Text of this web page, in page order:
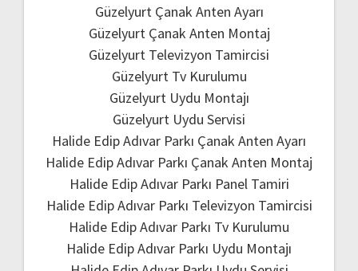
Güzelyurt Çanak Anten Ayarı
Güzelyurt Çanak Anten Montaj
Güzelyurt Televizyon Tamircisi
Güzelyurt Tv Kurulumu
Güzelyurt Uydu Montajı
Güzelyurt Uydu Servisi
Halide Edip Adıvar Parkı Çanak Anten Ayarı
Halide Edip Adıvar Parkı Çanak Anten Montaj
Halide Edip Adıvar Parkı Panel Tamiri
Halide Edip Adıvar Parkı Televizyon Tamircisi
Halide Edip Adıvar Parkı Tv Kurulumu
Halide Edip Adıvar Parkı Uydu Montajı